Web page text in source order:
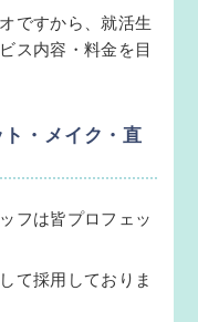
ですから、就活生
ス内容・料金を目
・メイク・直
フは皆プロフェッ
て採用しておりま